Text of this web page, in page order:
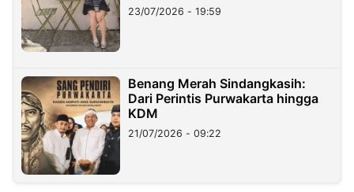
23/07/2026 - 19:59
Benang Merah Sindangkasih:
Dari Perintis Purwakarta hingga
KDM
21/07/2026 - 09:22